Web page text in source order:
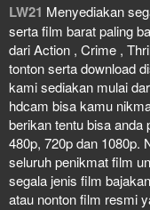
LW21 Menyediakan
serta film barat paling
dari Action , Crime ,
tonton serta download
kami sediakan mulai
hdcam bisa kamu
berikan tentu bisa anda
480p, 720p dan 1080p.
seluruh penikmat film
segala jenis film
atau nonton film resmi